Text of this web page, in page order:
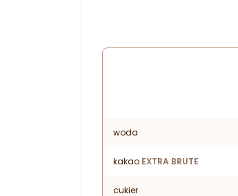
woda
kakao EXTRA BRUTE
cukier